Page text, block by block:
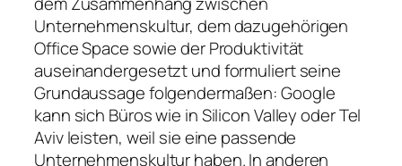
Unternehmenskultur, dem dazugehörigen
Office Space sowie der Produktivität
auseinandergesetzt und formuliert seine
Grundaussage folgendermaßen: Google
kann sich Büros wie in Silicon Valley oder Tel
Aviv leisten, weil sie eine passende
Unternehmenskultur haben. In anderen